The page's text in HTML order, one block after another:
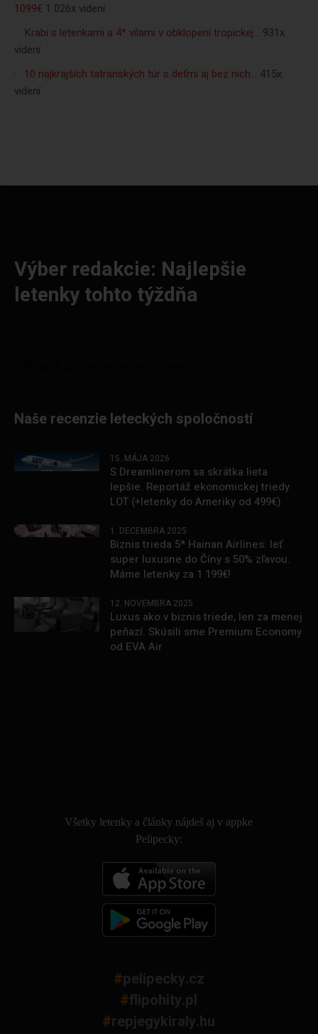
1099€ 1 026x videní
Krabi s letenkami a 4* vilami v obklopení tropickej… 931x
videní
10 najkrajších tatranských túr s deťmi aj bez nich… 415x
videní
Výber redakcie: Najlepšie
letenky tohto týždňa
Naše recenzie leteckých spoločností
15. MÁJA 2026
S Dreamlinerom sa skrátka lieta
lepšie. Reportáž ekonomickej triedy
LOT (+letenky do Ameriky od 499€)
1. DECEMBRA 2025
Biznis trieda 5* Hainan Airlines: leť
super luxusne do Číny s 50% zľavou.
Máme letenky za 1 199€!
12. NOVEMBRA 2025
Luxus ako v biznis triede, len za menej
peňazí. Skúsili sme Premium Economy
od EVA Air
Všetky letenky a články nájdeš aj v appke
Pelipecky:
#pelipecky.cz
#flipohity.pl
#repjegykiraly.hu